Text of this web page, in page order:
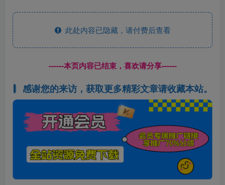
此处内容已隐藏，请付费后查看
------本页内容已结束，喜欢请分享------
感谢您的来访，获取更多精彩文章请收藏本站。